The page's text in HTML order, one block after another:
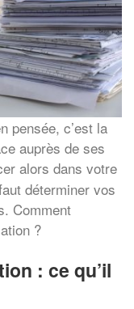
pensée, c’est la
auprès de ses
alors dans votre
déterminer vos
Comment
?
: ce qu’il